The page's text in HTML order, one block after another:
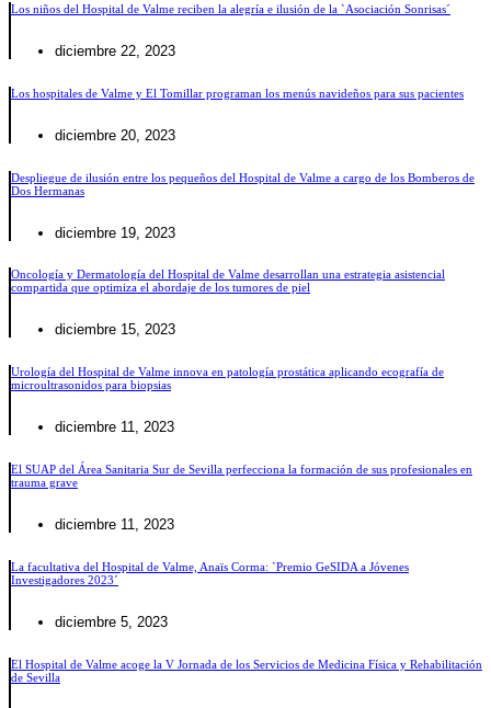
Los niños del Hospital de Valme reciben la alegría e ilusión de la `Asociación Sonrisas´
diciembre 22, 2023
Los hospitales de Valme y El Tomillar programan los menús navideños para sus pacientes
diciembre 20, 2023
Despliegue de ilusión entre los pequeños del Hospital de Valme a cargo de los Bomberos de
Dos Hermanas
diciembre 19, 2023
Oncología y Dermatología del Hospital de Valme desarrollan una estrategia asistencial
compartida que optimiza el abordaje de los tumores de piel
diciembre 15, 2023
Urología del Hospital de Valme innova en patología prostática aplicando ecografía de
microultrasonidos para biopsias
diciembre 11, 2023
El SUAP del Área Sanitaria Sur de Sevilla perfecciona la formación de sus profesionales en
trauma grave
diciembre 11, 2023
La facultativa del Hospital de Valme, Anaïs Corma: `Premio GeSIDA a Jóvenes
Investigadores 2023´
diciembre 5, 2023
El Hospital de Valme acoge la V Jornada de los Servicios de Medicina Física y Rehabilitación
de Sevilla